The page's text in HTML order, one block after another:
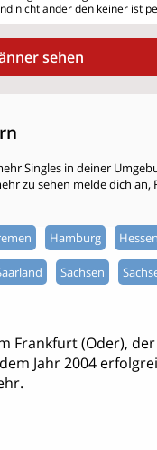
nicht ander den keiner ist
sehen
Singles in deiner
zu sehen melde dich
Hamburg Hessen
Sachsen
Frankfurt (Oder),
Jahr 2004